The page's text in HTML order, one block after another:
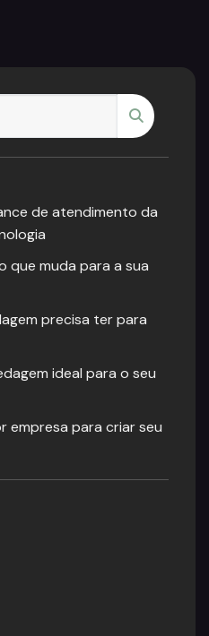
de atendimento da
o que muda para a sua
precisa ter para
ideal para o seu
empresa para criar seu